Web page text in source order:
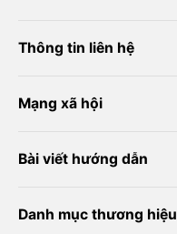
Thông tin liên hệ
Mạng xã hội
Bài viết hướng dẫn
Danh mục thương hiệu